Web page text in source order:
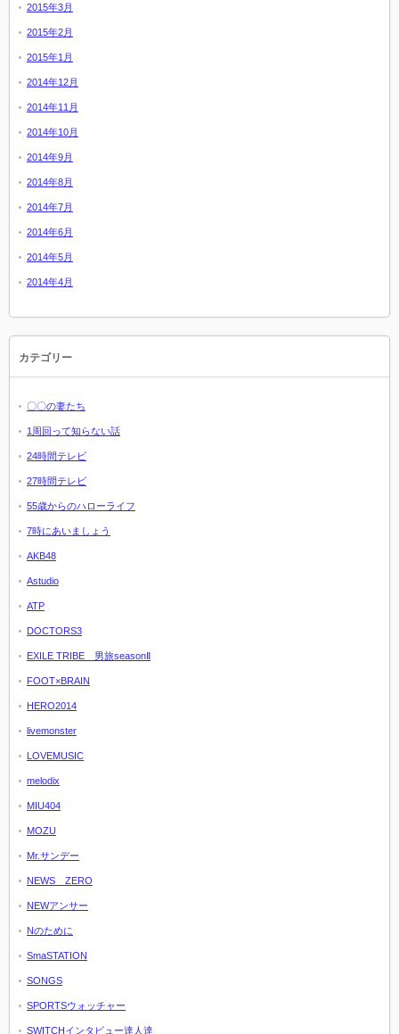
2015年3月
2015年2月
2015年1月
2014年12月
2014年11月
2014年10月
2014年9月
2014年8月
2014年7月
2014年6月
2014年5月
2014年4月
カテゴリー
〇〇の妻たち
1周回って知らない話
24時間テレビ
27時間テレビ
55歳からのハローライフ
7時にあいましょう
AKB48
Astudio
ATP
DOCTORS3
EXILE TRIBE 男旅seasonⅡ
FOOT×BRAIN
HERO2014
livemonster
LOVEMUSIC
melodix
MIU404
MOZU
Mr.サンデー
NEWS ZERO
NEWアンサー
Nのために
SmaSTATION
SONGS
SPORTSウォッチャー
SWITCHインタビュー達人達